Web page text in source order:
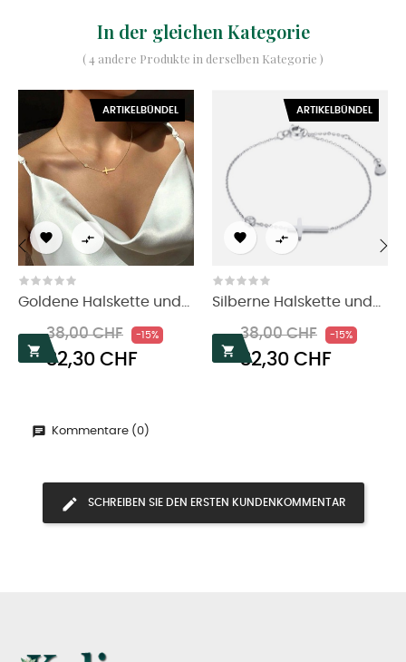
In der gleichen Kategorie
( 4 andere Produkte in derselben Kategorie )
ARTIKELBÜNDEL
 
Goldene Halskette und...

Regulärer
Preis
38,00 CHF -15%
32,30 CHF
ARTIKELBÜNDEL
 
Silberne Halskette und...

Regulärer
Preis
38,00 CHF -15%
32,30 CHF
‹
Kommentare (0)
SCHREIBEN SIE DEN ERSTEN KUNDENKOMMENTAR